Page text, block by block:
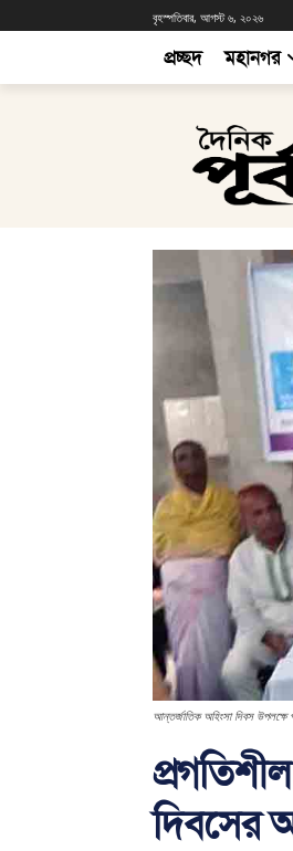
বৃহস্পতিবার, আগস্ট ৬, ২০২৬
প্রচ্ছদ মহানগর
আন্তর্জাতিক অহিংসা দিবস উপলক্ষে
দিবসের